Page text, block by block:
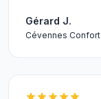
Gérard J.
Cévennes Confort